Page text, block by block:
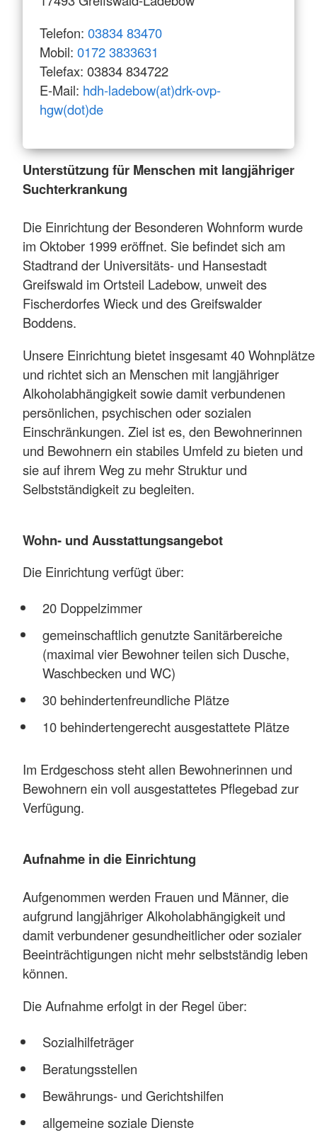
Telefon: 03834 83470
Mobil: 0172 3833631
Telefax: 03834 834722
E-Mail: hdh-ladebow(at)drk-ovp-
hgw(dot)de
Unterstützung für Menschen mit langjähriger
Suchterkrankung
Die Einrichtung der Besonderen Wohnform wurde
im Oktober 1999 eröffnet. Sie befindet sich am
Stadtrand der Universitäts- und Hansestadt
Greifswald im Ortsteil Ladebow, unweit des
Fischerdorfes Wieck und des Greifswalder
Boddens.
Unsere Einrichtung bietet insgesamt 40 Wohnplätze
und richtet sich an Menschen mit langjähriger
Alkoholabhängigkeit sowie damit verbundenen
persönlichen, psychischen oder sozialen
Einschränkungen. Ziel ist es, den Bewohnerinnen
und Bewohnern ein stabiles Umfeld zu bieten und
sie auf ihrem Weg zu mehr Struktur und
Selbstständigkeit zu begleiten.
Wohn- und Ausstattungsangebot
Die Einrichtung verfügt über:
20 Doppelzimmer
gemeinschaftlich genutzte Sanitärbereiche
(maximal vier Bewohner teilen sich Dusche,
Waschbecken und WC)
30 behindertenfreundliche Plätze
10 behindertengerecht ausgestattete Plätze
Im Erdgeschoss steht allen Bewohnerinnen und
Bewohnern ein voll ausgestattetes Pflegebad zur
Verfügung.
Aufnahme in die Einrichtung
Aufgenommen werden Frauen und Männer, die
aufgrund langjähriger Alkoholabhängigkeit und
damit verbundener gesundheitlicher oder sozialer
Beeinträchtigungen nicht mehr selbstständig leben
können.
Die Aufnahme erfolgt in der Regel über:
Sozialhilfeträger
Beratungsstellen
Bewährungs- und Gerichtshilfen
allgemeine soziale Dienste